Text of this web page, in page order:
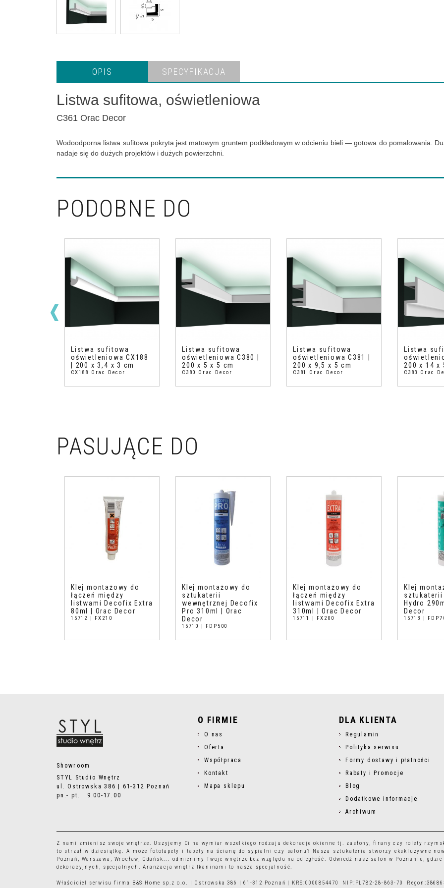
OPIS SPECYFIKACJA
Listwa sufitowa, oświetleniowa
C361 Orac Decor
Wodoodporna listwa sufitowa pokryta jest matowym gruntem podkładowym w odcieniu bieli — gotowa do pomalowania.
nadaje się do dużych projektów i dużych powierzchni.
PODOBNE DO
Listwa sufitowa
oświetleniowa CX188
| 200 x 3,4 x 3 cm
CX188 Orac Decor
Listwa sufitowa
oświetleniowa C380 |
200 x 5 x 5 cm
C380 Orac Decor
Listwa sufitowa
oświetleniowa C381 |
200 x 9,5 x 5 cm
C381 Orac Decor
Listwa
200 x 14 x
C383 Orac
PASUJĄCE DO
Klej montażowy do
łączeń między
listwami Decofix Extra
80ml | Orac Decor
15712 | FX210
Klej montażowy do
sztukaterii
wewnętrznej Decofix
Pro 310ml | Orac
Decor
15710 | FDP500
Klej montażowy do
łączeń między
listwami Decofix Extra
310ml | Orac Decor
15711 | FX200
Klej
sztukaterii
Hydro
Decor
15713 |
Showroom
STYL Studio Wnętrz
ul. Ostrowska 386 | 61-312 Poznań
pn.- pt. 9.00-17.00
O FIRMIE
O nas
Oferta
Współpraca
Kontakt
Mapa sklepu
DLA KLIENTA
Regulamin
Polityka serwisu
Formy dostawy i płatności
Rabaty i Promocje
Blog
Dodatkowe informacje
Archiwum
Z nami zmienisz swoje wnętrze. Uszyjemy Ci na wymiar wszelkiego rodzaju dekoracje okienne tj. zasłony, firany czy rolety
to strzał w dziesiątkę. A możefototapety i tapety na ścianę do sypialni czy salonu? Nasza sztukateria stworzy ekskluzywne
Poznań, Warszawa, Wrocław, Gdańsk... odmienimy Twoje wnętrze bez względu na odległość. Odwiedź nasz salon w Poznaniu,
dekoracyjnych, specjalnych. Aranżacja wnętrz tkaninami to nasza specjalność.
Właściciel serwisu firma B&S Home sp.z o.o. | Ostrowska 386 | 61-312 Poznań | KRS:0000854470 NIP:PL782-28-863-70